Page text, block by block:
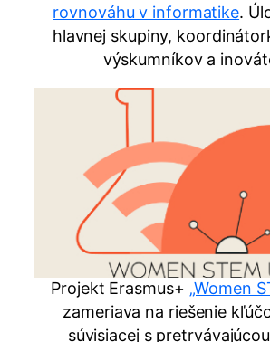
rovnováhu v informatike.
hlavnej skupiny,
výskumníkov a
Projekt Erasmus+ „Women
zameriava na riešenie
súvisiacej s